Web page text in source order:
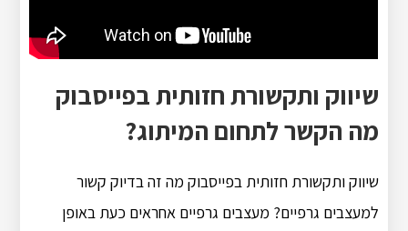
שיווק ותקשורת חזותית בפייסבוק
מה הקשר לתחום המיתוג?
שיווק ותקשורת חזותית בפייסבוק מה זה בדיוק קשור
למעצבים גרפיים? מעצבים גרפיים אחראים כעת באופן